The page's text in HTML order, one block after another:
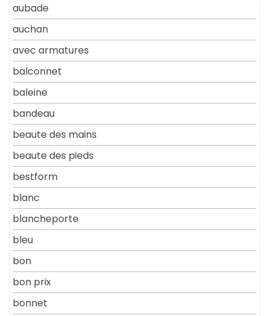
aubade
auchan
avec armatures
balconnet
baleine
bandeau
beaute des mains
beaute des pieds
bestform
blanc
blancheporte
bleu
bon
bon prix
bonnet